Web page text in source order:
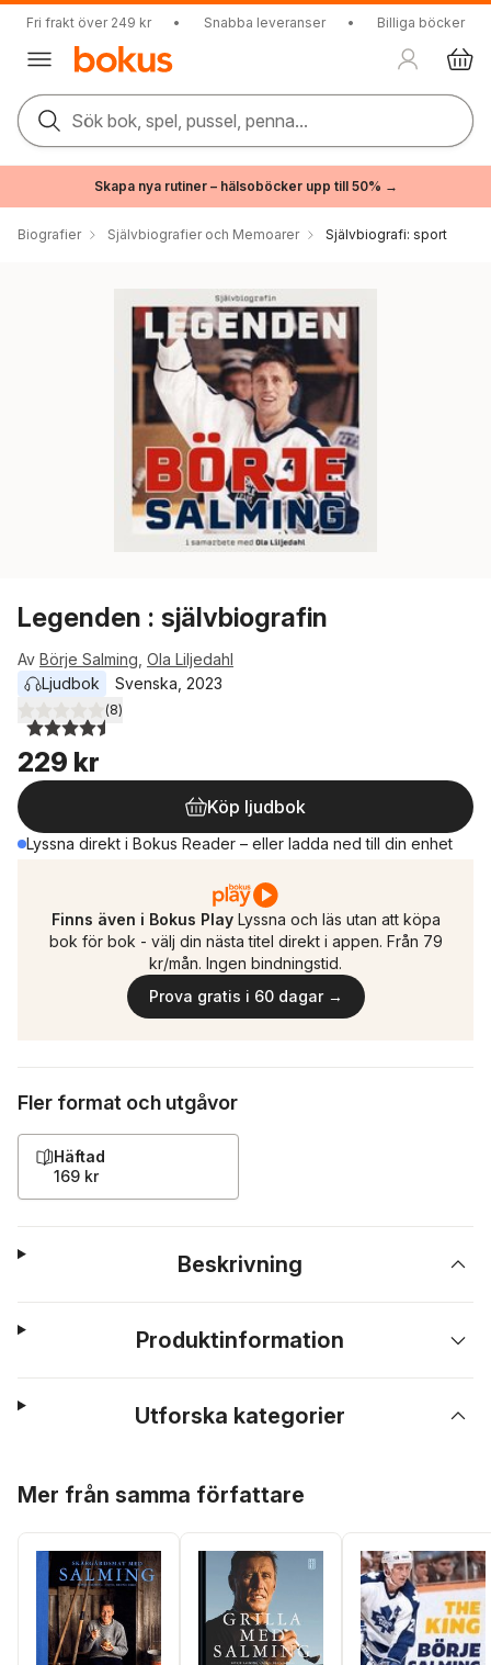
Fri frakt över 249 kr • Snabba leveranser • Billiga böcker
Sök bok, spel, pussel, penna...
Skapa nya rutiner – hälsoböcker upp till 50% →
Biografier Självbiografier och Memoarer Självbiografi: sport
Legenden : självbiografin
Av Börje Salming Ola Liljedahl
Ljudbok
Svenska 2023
4,5utav 5 stjärnor. Totalt antal röster:
(8)
229 kr
Köp ljudbok
Lyssna direkt i Bokus Reader – eller ladda ned till din enhet
Finns även i Bokus Play Lyssna och läs utan att köpa
bok för bok - välj din nästa titel direkt i appen. Från 79
kr/mån. Ingen bindningstid.
Prova gratis i 60 dagar →
Fler format och utgåvor
Häftad
169 kr
Beskrivning
Produktinformation
Utforska kategorier
Mer från samma författare